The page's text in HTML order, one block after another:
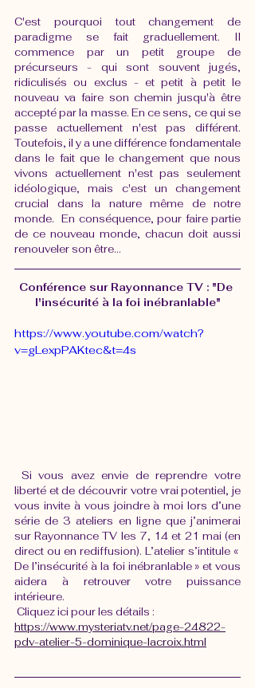
C'est pourquoi tout changement de
paradigme se fait graduellement. Il
commence par un petit groupe de
précurseurs - qui sont souvent jugés,
ridiculisés ou exclus - et petit à petit le
nouveau va faire son chemin jusqu'à être
accepté par la masse. En ce sens, ce qui se
passe actuellement n'est pas différent.
Toutefois, il y a une différence fondamentale
dans le fait que le changement que nous
vivons actuellement n'est pas seulement
idéologique, mais c'est un changement
crucial dans la nature même de notre
monde.  En conséquence, pour faire partie
de ce nouveau monde, chacun doit aussi
renouveler son être...
Conférence sur Rayonnance TV : "De
l'insécurité à la foi inébranlable"
https://www.youtube.com/watch?
v=gLexpPAKtec&t=4s
liberté et de découvrir votre vrai potentiel, je
vous invite à vous joindre à moi lors d’une
série de 3 ateliers en ligne que j’animerai
sur Rayonnance TV les 7, 14 et 21 mai (en
direct ou en rediffusion). L’atelier s’intitule «
De l’insécurité à la foi inébranlable » et vous
aidera à retrouver votre puissance
intérieure.
Cliquez ici pour les détails :
https://www.mysteriatv.net/page-24822-
pdv-atelier-5-dominique-lacroix.html